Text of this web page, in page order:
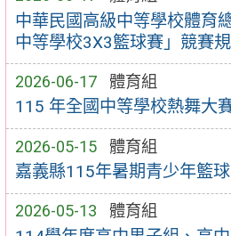
中華民國高級中等學校體育
中等學校3X3籃球賽」競賽規
2026-06-17 體育組
115 年全國中等學校熱舞大
2026-05-15 體育組
嘉義縣115年暑期青少年籃
2026-05-13 體育組